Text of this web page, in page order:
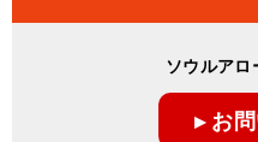
ソウルア
▸ お